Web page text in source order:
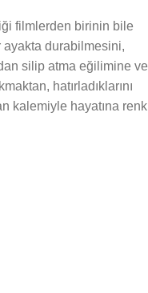
filmlerden birinin bile
ayakta durabilmesini,
silip atma eğilimine ve
hatırladıklarını
kalemiyle hayatına renk